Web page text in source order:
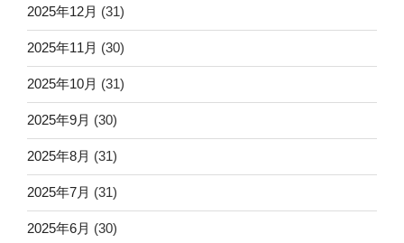
2025年12月 (31)
2025年11月 (30)
2025年10月 (31)
2025年9月 (30)
2025年8月 (31)
2025年7月 (31)
2025年6月 (30)